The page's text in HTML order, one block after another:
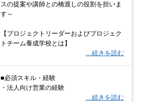
スの提案や講師との橋渡しの役割を担いま
す～
【プロジェクトリーダーおよびプロジェク
トチーム養成学校とは】
…続きを読む
■必須スキル・経験
・法人向け営業の経験
…続きを読む